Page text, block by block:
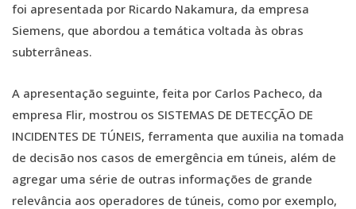
foi apresentada por Ricardo Nakamura, da empresa
Siemens, que abordou a temática voltada às obras
subterrâneas.
A apresentação seguinte, feita por Carlos Pacheco, da
empresa Flir, mostrou os SISTEMAS DE DETECÇÃO DE
INCIDENTES DE TÚNEIS, ferramenta que auxilia na tomada
de decisão nos casos de emergência em túneis, além de
agregar uma série de outras informações de grande
relevância aos operadores de túneis, como por exemplo,